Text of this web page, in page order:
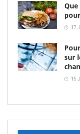
Que
17
sur
15